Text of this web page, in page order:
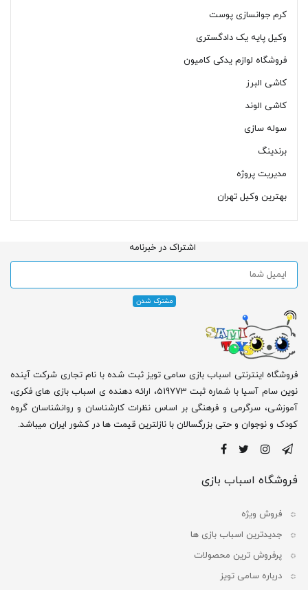
کرم جوانسازی پوست
وکیل پایه یک دادگستری
فروشگاه لوازم یدکی کامیون
کاشی البرز
کاشی الوند
سوله سازی
برندینگ
مدیریت پروژه
بهترین وکیل تهران
اشتراک در خبرنامه
فروشگاه اینترنتی اسباب بازی سامی تویز ثبت شده با نام تجاری شرکت آینده
نوین سام آسیا با شماره ثبت 519773، ارائه دهنده ی اسباب بازی های فکری،
آموزشی، سرگرمی و فرهنگی بر اساس نظرات کارشناسان و روانشناسان گروه
کودک و نوجوان و حتی بزرگسالان با نازلترین قیمت ها در کشور ایران میباشد.
فروشگاه اسباب بازی
فروش ویژه
جدیدترین اسباب بازی ها
پرفروش ترین محصولات
درباره سامی تویز